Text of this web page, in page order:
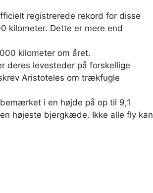
registrerede rekord for disse
kilometer. Dette er mere end
kilometer om året.
levesteder på forskellige
Aristoteles om trækfugle
i en højde på op til 9,1
højeste bjergkæde. Ikke alle fly kan